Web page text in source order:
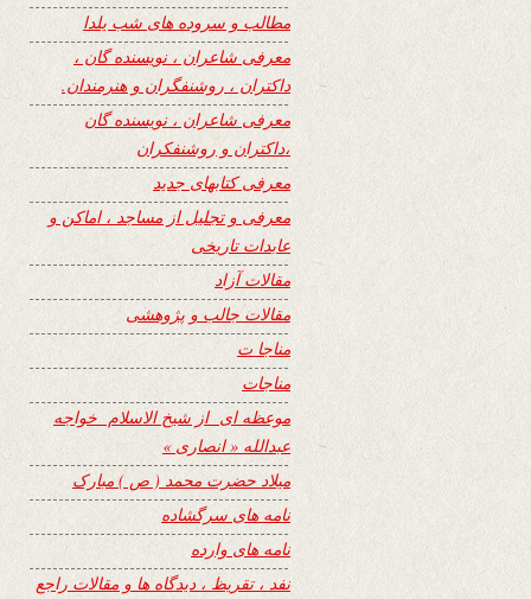
مطالب و سروده های شب یلدا
معرفی شاعران ، نویسنده گان ،
داکتران ، روشنفگران و هنرمندان.
معرفی شاعران ، نویسنده گان
،داکتران و روشنفکران
معرفی کتابهای جدید
معرفی و تجلیل از مساجد ، اماکن و
عابدات تاریخی
مقالات آزاد
مقالات جالب و پژوهشی
مناجا ت
مناجات
موعظه ای از شیخ الاسلام خواجه
عبدالله « انصاری »
میلاد حضرت محمد ( ص ) مبارک
نامه های سرگشاده
نامه های وارده
نفد ، تقریظ ، دیدگاه ها و مقالات راجع